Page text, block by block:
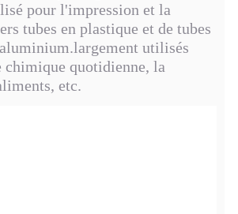
pour l'impression et la
tubes en plastique et de tubes
largement utilisés
chimique quotidienne, la
etc.